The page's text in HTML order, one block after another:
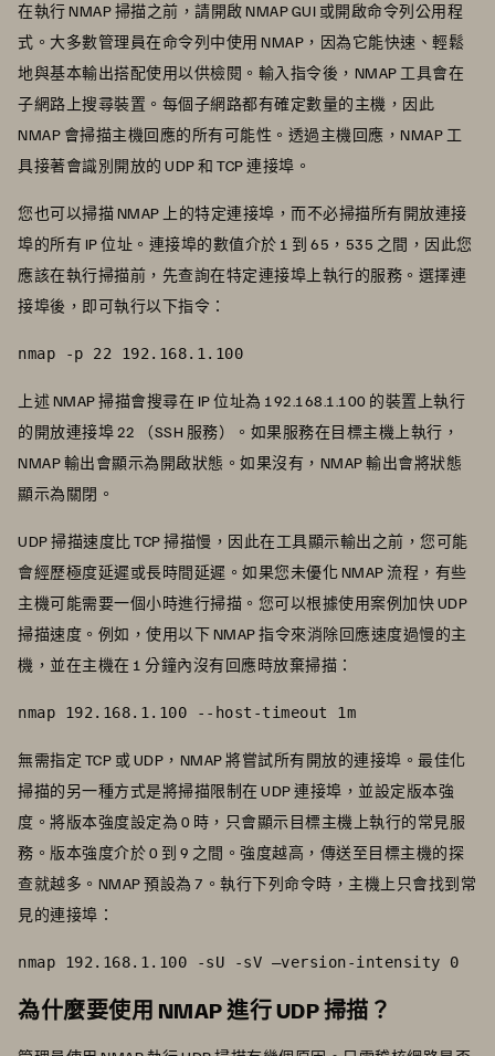
在執行 NMAP 掃描之前，請開啟 NMAP GUI 或開啟命令列公用程
式。大多數管理員在命令列中使用 NMAP，因為它能快速、輕鬆
地與基本輸出搭配使用以供檢閱。輸入指令後，NMAP 工具會在
子網路上搜尋裝置。每個子網路都有確定數量的主機，因此
NMAP 會掃描主機回應的所有可能性。透過主機回應，NMAP 工
具接著會識別開放的 UDP 和 TCP 連接埠。
您也可以掃描 NMAP 上的特定連接埠，而不必掃描所有開放連接
埠的所有 IP 位址。連接埠的數值介於 1 到 65，535 之間，因此您
應該在執行掃描前，先查詢在特定連接埠上執行的服務。選擇連
接埠後，即可執行以下指令：
nmap -p 22 192.168.1.100
上述 NMAP 掃描會搜尋在 IP 位址為 192.168.1.100 的裝置上執行
的開放連接埠 22 （SSH 服務）。如果服務在目標主機上執行，
NMAP 輸出會顯示為開啟狀態。如果沒有，NMAP 輸出會將狀態
顯示為關閉。
UDP 掃描速度比 TCP 掃描慢，因此在工具顯示輸出之前，您可能
會經歷極度延遲或長時間延遲。如果您未優化 NMAP 流程，有些
主機可能需要一個小時進行掃描。您可以根據使用案例加快 UDP
掃描速度。例如，使用以下 NMAP 指令來消除回應速度過慢的主
機，並在主機在 1 分鐘內沒有回應時放棄掃描：
nmap 192.168.1.100 --host-timeout 1m
無需指定 TCP 或 UDP，NMAP 將嘗試所有開放的連接埠。最佳化
掃描的另一種方式是將掃描限制在 UDP 連接埠，並設定版本強
度。將版本強度設定為 0 時，只會顯示目標主機上執行的常見服
務。版本強度介於 0 到 9 之間。強度越高，傳送至目標主機的探
查就越多。NMAP 預設為 7。執行下列命令時，主機上只會找到常
見的連接埠：
nmap 192.168.1.100 -sU -sV –version-intensity 0
為什麼要使用 NMAP 進行 UDP 掃描？